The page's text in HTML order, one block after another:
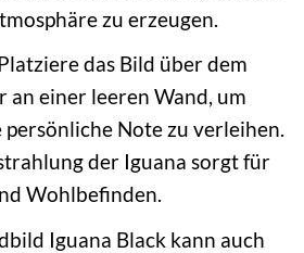
zu erzeugen.
das Bild über dem
an einer leeren Wand, um
persönliche Note zu verleihen.
der Iguana sorgt für
Wohlbefinden.
Iguana Black kann auch